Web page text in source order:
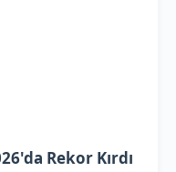
Rekor Kırdı